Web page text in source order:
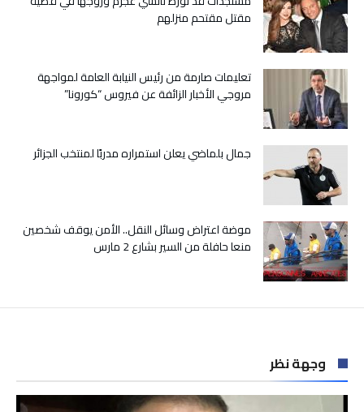
لسن
الزواجمقتل مقتحم منزلهم
تعليمات صارمة من رئيس النيابة العامة لمواجهة
مروجي الأخبار الزائفة عن فيروس “كورونا”
جمال بلماضي يعلن استمراره مدربًا لمنتخب الجزائر
موضة اعتراض وسائل النقل.. الأمن يوقف شخصين
منعا حافلة من السير بشارع 2 مارس
وجهة نظر